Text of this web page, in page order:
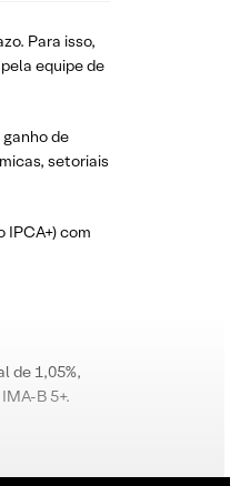
Para isso,
equipe de
de
setoriais
com
de 1,05%,
B 5+.